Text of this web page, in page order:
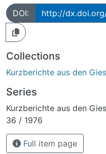
DOI: http://
Collections
Kurzberichte aus den
Series
Kurzberichte aus den
36 / 1976
Full item page